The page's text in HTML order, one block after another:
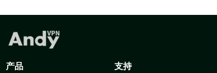
产品 支持